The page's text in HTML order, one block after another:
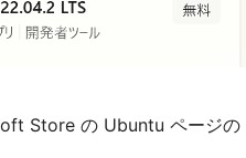
Store の Ubuntu ページの